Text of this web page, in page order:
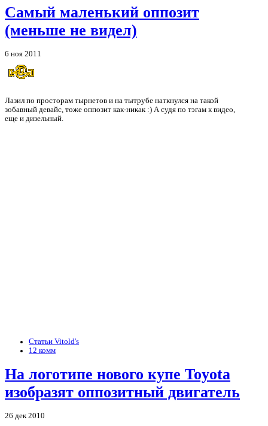
Самый маленький оппозит
(меньше не видел)
6 ноя 2011
Лазил по просторам тырнетов и на тытрубе наткнулся на такой
зобавный девайс, тоже оппозит как-никак :) А судя по тэгам к видео,
еще и дизельный.
Статьи Vitold's
12 комм
На логотипе нового купе Toyota
изобразят оппозитный двигатель
26 дек 2010